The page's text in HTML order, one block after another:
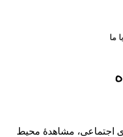
ما
اجتماعی، مشاهدۀ محیط